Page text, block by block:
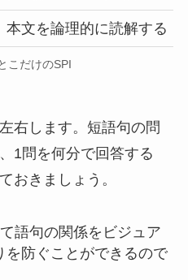
本文を論理的に読解する
こだけのSPI
右します。短語句の問
1問を何分で回答する
おきましょう。
語句の関係をビジュア
を防ぐことができるので